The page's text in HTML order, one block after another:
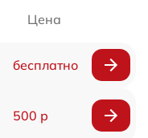
Цена
бесплатно
500 р